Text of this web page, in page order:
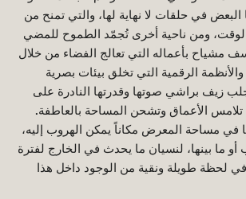
في حلقات لا نهاية لها، والتي تمنح من
الوقت، ومن ناحية أخرى تُجمّد الطموح للمضي
مشياح بأعماله التي تعالج الفضاء من خلال
الرقمية التي تخلق بيئات بصرية
زيف براشي صوتها وقدرتها النادرة على
تلامس الأعماق وتشحن المساحة بالعاطفة.
في مساحة المعرض مكاناً يمكن الهروب إليه،
ما بينها، لنسيان ما يحدث في الخارج لفترة
لحظة طويلة ونقية من الوجود داخل هذا